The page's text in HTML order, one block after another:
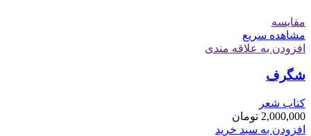
مقایسه
مشاهده سریع
افزودن به علاقه مندی
شگرف
کتاب شعر
2,000,000 تومان
افزودن به سبد خرید